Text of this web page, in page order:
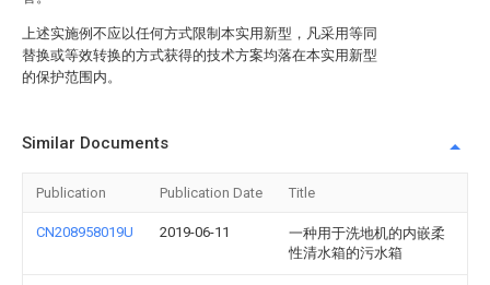
上述实施例不应以任何方式限制本实用新型，凡采用等同
替换或等效转换的方式获得的技术方案均落在本实用新型
的保护范围内。
Similar Documents
Publication Publication Date Title
CN208958019U 2019-06-11
一种用于洗地机的内嵌柔
性清水箱的污水箱